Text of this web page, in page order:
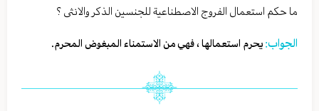
ما حكم استعمال الفروج الاصطناعية للجنسين الذكر والانثى ؟
الجواب: يحرم استعمالها ، فهي من الاستمناء المبغوض المحرم.